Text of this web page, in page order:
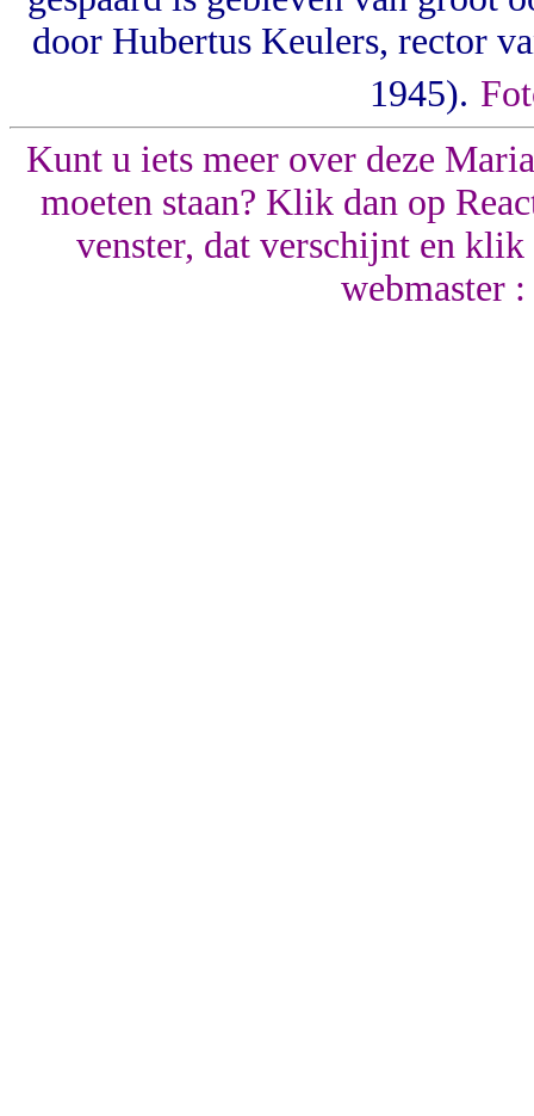
door Hubertus Keulers, rector
1945).
Kunt u iets meer over deze
moeten staan? Klik dan op
venster, dat verschijnt en
webmaster